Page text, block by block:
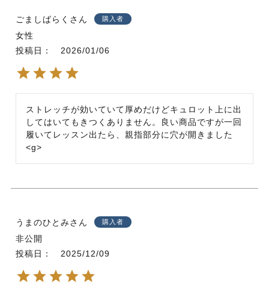
ごましばらく 購入者
女性
投稿日
2026/01/06
ストレッチが効いていて厚めだけどキュロット上に出
してはいてもきつくありません。良い商品ですが一回
履いてレッスン出たら、親指部分に穴が開きました
<g>
うまのひとみ 購入者
非公開
投稿日
2025/12/09